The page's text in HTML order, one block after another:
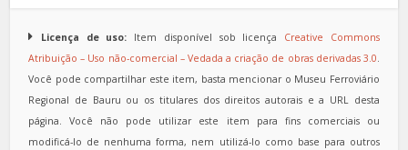
Licença de uso: Item disponível sob licença Creative Commons
Atribuição – Uso não-comercial – Vedada a criação de obras derivadas 3.0.
Você pode compartilhar este item, basta mencionar o Museu Ferroviário
Regional de Bauru ou os titulares dos direitos autorais e a URL desta
página. Você não pode utilizar este item para fins comerciais ou
modificá-lo de nenhuma forma, nem utilizá-lo como base para outros